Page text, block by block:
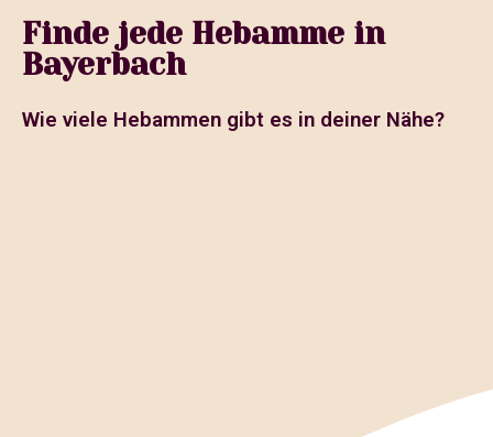
Finde jede Hebamme in
Bayerbach
Wie viele Hebammen gibt es in deiner Nähe?